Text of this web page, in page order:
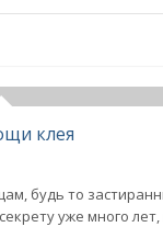
клея
будь то
уже много